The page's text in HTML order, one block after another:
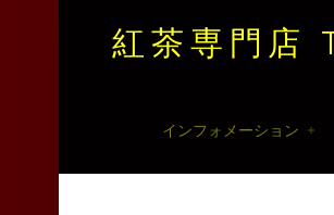
紅茶専門店
紅
Skip
インフォメーション